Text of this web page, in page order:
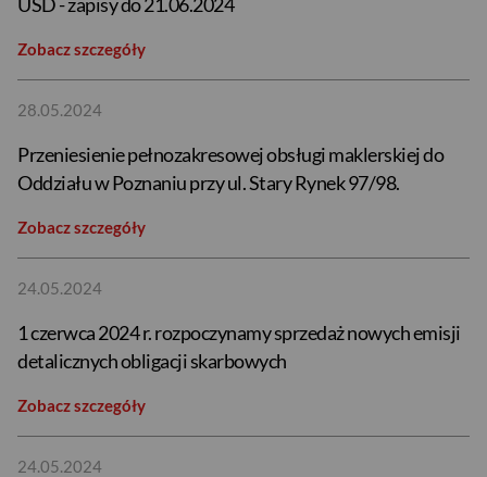
Zobacz szczegóły
28.05.2024
Przeniesienie pełnozakresowej obsługi maklerskiej do
Oddziału w Poznaniu przy ul. Stary Rynek 97/98.
Zobacz szczegóły
24.05.2024
1 czerwca 2024 r. rozpoczynamy sprzedaż nowych emisji
detalicznych obligacji skarbowych
Zobacz szczegóły
24.05.2024